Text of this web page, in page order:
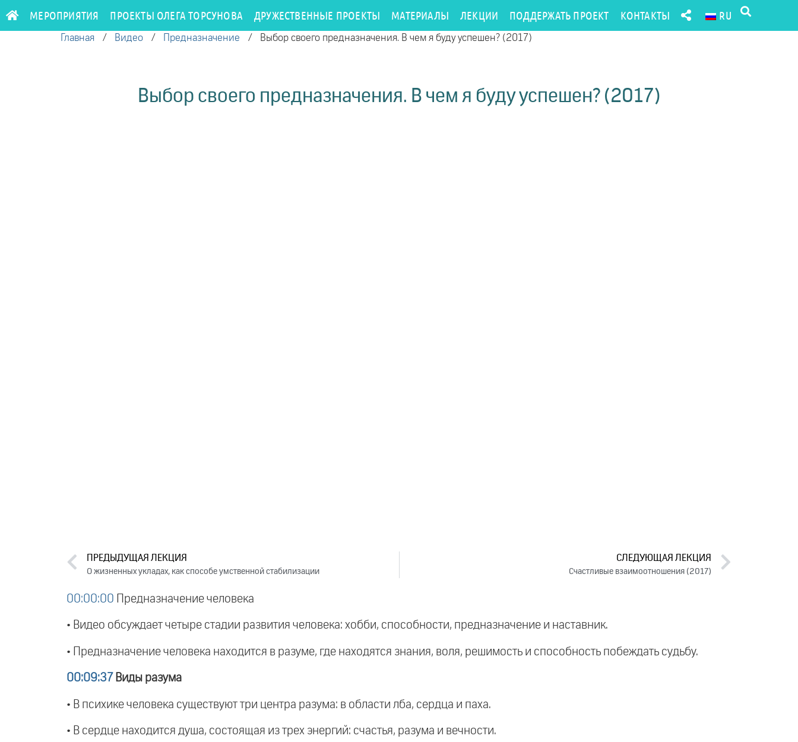
МЕРОПРИЯТИЯ ПРОЕКТЫ ОЛЕГА ТОРСУНОВА ДРУЖЕСТВЕННЫЕ ПРОЕКТЫ МАТЕРИАЛЫ ЛЕКЦИИ ПОДДЕРЖАТЬ ПРОЕКТ КОНТАКТЫ RU
Главная / Видео / Предназначение / Выбор своего предназначения. В чем я буду успешен? (2017)
Выбор своего предназначения. В чем я буду успешен? (2017)
ПРЕДЫДУЩАЯ ЛЕКЦИЯ
О жизненных укладах, как способе умственной стабилизации
СЛЕДУЮЩАЯ ЛЕКЦИЯ
Счастливые взаимоотношения (2017)
00:00:00 Предназначение человека
• Видео обсуждает четыре стадии развития человека: хобби, способности, предназначение и наставник.
• Предназначение человека находится в разуме, где находятся знания, воля, решимость и способность побеждать судьбу.
00:09:37 Виды разума
• В психике человека существуют три центра разума: в области лба, сердца и паха.
• В сердце находится душа, состоящая из трех энергий: счастья, разума и вечности.